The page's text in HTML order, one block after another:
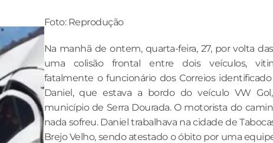
Foto: Reprodução
Na manhã de ontem, quarta-feira, 27, por volta
uma colisão frontal entre dois veículos,
fatalmente o funcionário dos Correios
Daniel, que estava a bordo do veículo VW
município de Serra Dourada. O motorista do
nada sofreu. Daniel trabalhava na cidade de
Brejo Velho, sendo atestado o óbito por uma